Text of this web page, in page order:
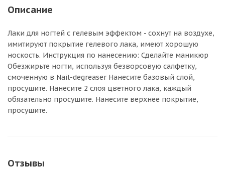
Описание
Лаки для ногтей с гелевым эффектом - сохнут на воздухе,
имитируют покрытие гелевого лака, имеют хорошую
носкость. Инструкция по нанесению: Сделайте маникюр
Обезжирьте ногти, используя безворсовую салфетку,
смоченную в Nail-degreaser Нанесите базовый слой,
просушите. Нанесите 2 слоя цветного лака, каждый
обязательно просушите. Нанесите верхнее покрытие,
просушите.
Отзывы